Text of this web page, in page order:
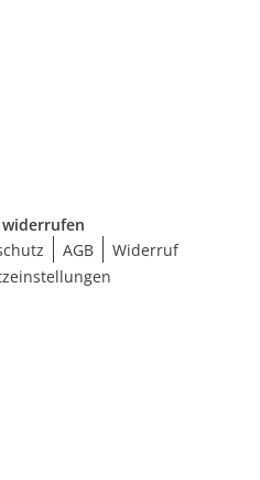
AGB
Widerruf